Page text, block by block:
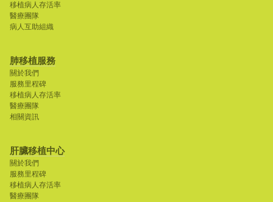
移植病人存活率
醫療團隊
病人互助組織
肺移植服務
關於我們
服務里程碑
移植病人存活率
醫療團隊
相關資訊
肝臟移植中心
關於我們
服務里程碑
移植病人存活率
醫療團隊